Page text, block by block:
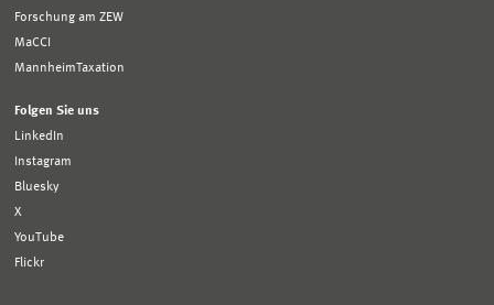
Forschung am ZEW
MaCCI
MannheimTaxation
Folgen Sie uns
LinkedIn
Instagram
Bluesky
X
YouTube
Flickr